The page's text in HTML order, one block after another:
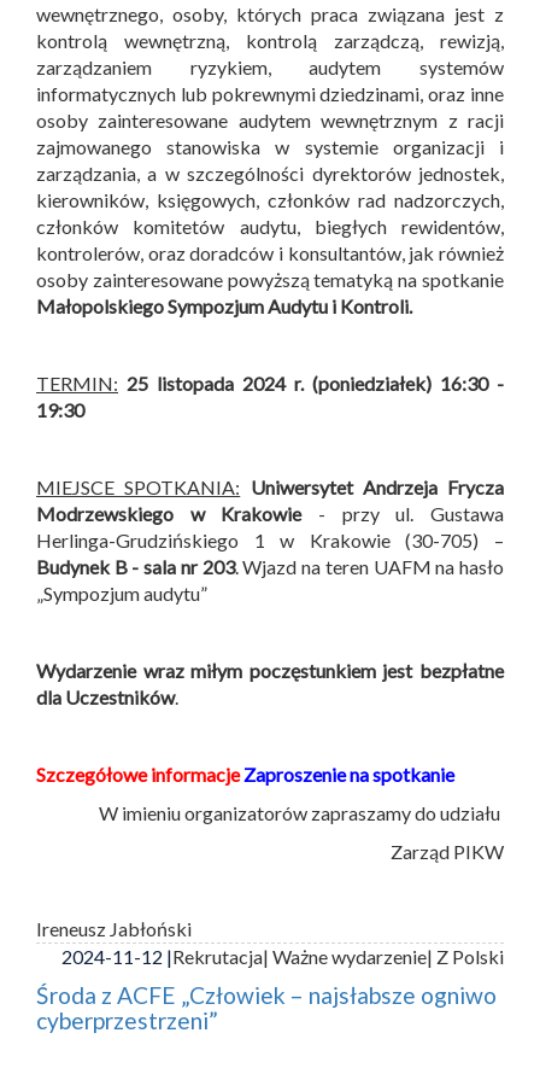
wewnętrznego, osoby, których praca związana jest z
kontrolą wewnętrzną, kontrolą zarządczą, rewizją,
zarządzaniem ryzykiem, audytem systemów
informatycznych lub pokrewnymi dziedzinami, oraz inne
osoby zainteresowane audytem wewnętrznym z racji
zajmowanego stanowiska w systemie organizacji i
zarządzania, a w szczególności dyrektorów jednostek,
kierowników, księgowych, członków rad nadzorczych,
członków komitetów audytu, biegłych rewidentów,
kontrolerów, oraz doradców i konsultantów, jak również
osoby zainteresowane powyższą tematyką na spotkanie
Małopolskiego Sympozjum Audytu i Kontroli.
TERMIN: 25 listopada 2024 r. (poniedziałek) 16:30 -
19:30
MIEJSCE SPOTKANIA: Uniwersytet Andrzeja Frycza
Modrzewskiego w Krakowie- przy ul. Gustawa
Herlinga-Grudzińskiego 1 w Krakowie (30-705) –
Budynek B - sala nr 203. Wjazd na teren UAFM na hasło
„Sympozjum audytu”
Wydarzenie wraz miłym poczęstunkiem jest bezpłatne
dla Uczestników.
Szczegółowe informacje Zaproszenie na spotkanie
W imieniu organizatorów zapraszamy do udziału
Zarząd PIKW
Ireneusz Jabłoński
2024-11-12 |Rekrutacja| Ważne wydarzenie| Z Polski
Środa z ACFE „Człowiek – najsłabsze ogniwo
cyberprzestrzeni”